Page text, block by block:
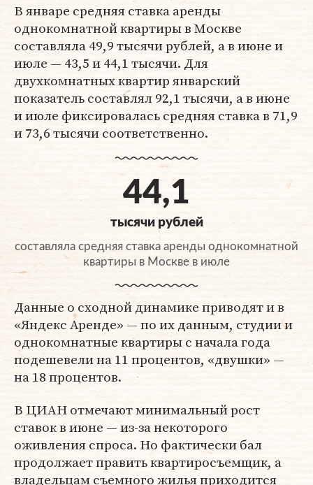
В январе средняя ставка аренды
однокомнатной квартиры в Москве
составляла 49,9 тысячи рублей, а в июне и
июле — 43,5 и 44,1 тысячи. Для
двухкомнатных квартир январский
показатель составлял 92,1 тысячи, а в июне
и июле фиксировалась средняя ставка в 71,9
и 73,6 тысячи соответственно.
44,1
тысячи рублей
составляла средняя ставка аренды однокомнатной
квартиры в Москве в июле
Данные о сходной динамике приводят и в
«Яндекс Аренде» — по их данным, студии и
однокомнатные квартиры с начала года
подешевели на 11 процентов, «двушки» —
на 18 процентов.
В ЦИАН отмечают минимальный рост
ставок в июне — из-за некоторого
оживления спроса. Но фактически бал
продолжает править квартиросъемщик, а
владельцам съемного жилья приходится